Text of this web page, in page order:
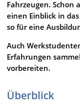
Fahrzeugen. Schon
einen Einblick in
so für eine
Auch
Erfahrungen
vorbereiten.
Überblick